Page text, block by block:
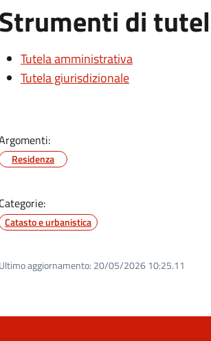
Strumenti di
Tutela amministrativa
Tutela giurisdizionale
Residenza
Categorie:
Catasto e urbanistica
Ultimo aggiornamento: 20/05/2026 10:25.11